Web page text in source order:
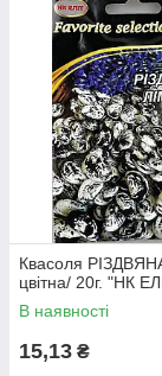
Квасоля
цвітна/ 20г. "НК
В наявності
15,13 ₴